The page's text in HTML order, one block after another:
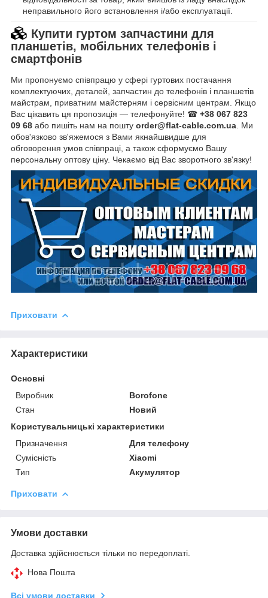
неправильного його встановлення і/або експлуатації.
Купити гуртом запчастини для
планшетів, мобільних телефонів і
смартфонів
Ми пропонуємо співпрацю у сфері гуртових постачання
комплектуючих, деталей, запчастин до телефонів і планшетів
майстрам, приватним майстерням і сервісним центрам. Якщо
Вас цікавить ця пропозиція — телефонуйте! ☎ +38 067 823
09 68 або пишіть нам на пошту order@flat-cable.com.ua. Ми
обов'язково зв'яжемося з Вами якнайшвидше для
обговорення умов співпраці, а також сформуємо Вашу
персональну оптову ціну. Чекаємо від Вас зворотного зв'язку!
Приховати
Характеристики
Основні
Виробник
Borofone
Стан
Новий
Користувальницькі характеристики
Призначення
Для телефону
Сумісність
Xiaomi
Тип
Акумулятор
Приховати
Умови доставки
Доставка здійснюється тільки по передоплаті.
Нова Пошта
Всі умови доставки